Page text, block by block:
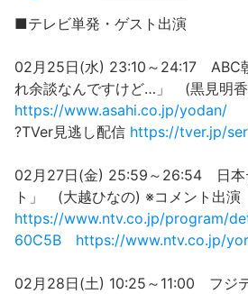
■テレビ単発・ゲスト出演
02月25日(水) 23:10～24:17 ABC
れ余談なんですけど…」 (黒見明
https://www.asahi.co.jp/yodan/
?TVer見逃し配信 https://tver.jp/
02月27日(金) 25:59～26:54 日
ト」 (大越ひなの) ※コメント出演
https://www.ntv.co.jp/program/
60C5B
https://www.ntv.co.jp/
02月28日(土) 10:25～11:00 フジ